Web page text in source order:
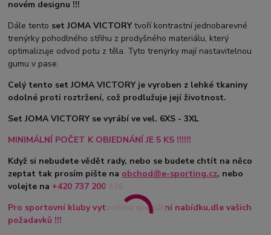
novém designu !!!
Dále tento set JOMA VICTORYtvoří kontrastní jednobarevné
trenýrky pohodlného střihu z prodyšného materiálu, který
optimalizuje odvod potu z těla. Tyto trenýrky mají nastavitelnou
gumu v pase.
Celý tento set JOMA VICTORY je vyroben z lehké tkaniny
odolné proti roztržení, což prodlužuje její životnost.
Set JOMA VICTORY se vyrábí ve vel. 6XS - 3XL
MINIMÁLNÍ POČET K OBJEDNÁNÍ JE 5 KS !!!!!!
Když si nebudete vědět rady, nebo se budete chtít na něco
zeptat tak prosím pište na obchod@e-sporting.cz, nebo
volejte na +420 737 200 336
Pro sportovní kluby vytvoříme speciální nabídku,dle vašich
požadavků !!!